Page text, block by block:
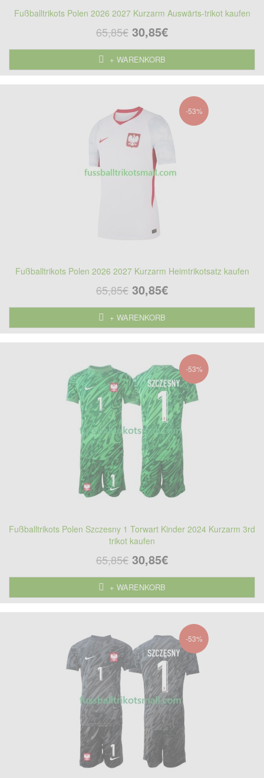
Fußballtrikots Polen 2026 2027 Kurzarm Auswärts-trikot kaufen
65,85€ 30,85€
+ WARENKORB
-53%
Fußballtrikots Polen 2026 2027 Kurzarm Heimtrikotsatz kaufen
65,85€ 30,85€
+ WARENKORB
-53%
Fußballtrikots Polen Szczesny 1 Torwart Kinder 2024 Kurzarm 3rd
trikot kaufen
65,85€ 30,85€
+ WARENKORB
-53%